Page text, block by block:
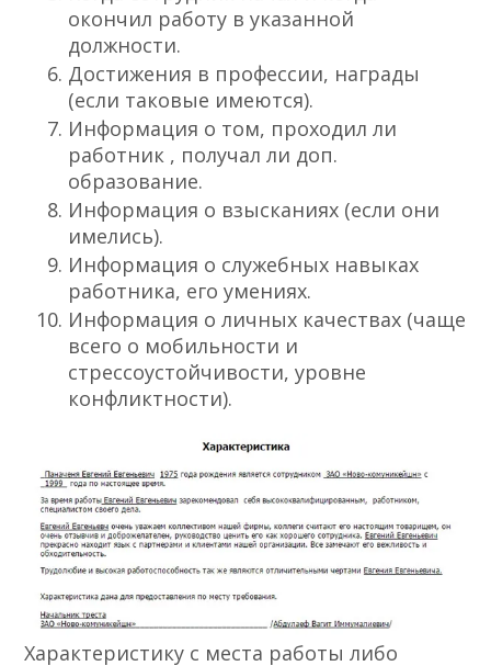
окончил работу в указанной
должности.
Достижения в профессии, награды
(если таковые имеются).
Информация о том, проходил ли
работник , получал ли доп.
образование.
Информация о взысканиях (если они
имелись).
Информация о служебных навыках
работника, его умениях.
Информация о личных качествах (чаще
всего о мобильности и
стрессоустойчивости, уровне
конфликтности).
Характеристику с места работы либо